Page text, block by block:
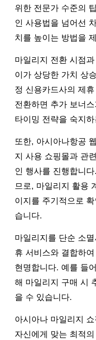
위한 전문가 수준의
인 사용법을 넘어선
치를 높이는 방법을
마일리지 전환 시점
이가 상당한 가치 상
정 신용카드사의 제
전환하면 추가 보너
타이밍 전략을 숙지
또한, 아시아나항공
지 사용 쇼핑몰과 관
인 행사를 진행합니
므로, 마일리지 활용
이지를 주기적으로
습니다.
마일리지를 단순 소
휴 서비스와 결합하
현명합니다. 예를 들
해 마일리지 구매 시
을 수 있습니다.
아시아나 마일리지
자신에게 맞는 최적